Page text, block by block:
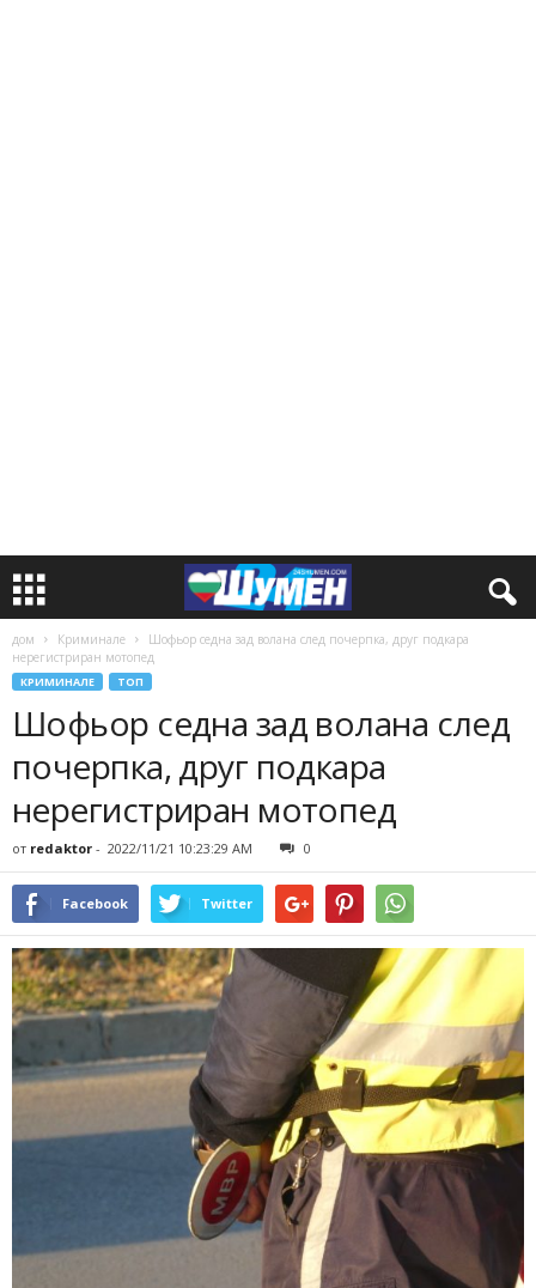
дом Криминале
Шофьор седна зад волана след почерпка, друг подкара
нерегистриран мотопед
КРИМИНАЛЕ ТОП
Шофьор седна зад волана след
почерпка, друг подкара
нерегистриран мотопед
от redaktor - 2022/11/21 10:23:29 AM 0
Facebook Twitter